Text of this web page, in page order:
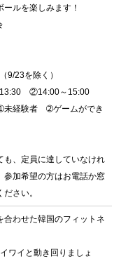
ルを楽しみます！
9/23を除く）
13:30 ②14:00～15:00
➀未経験者 ➁ゲームができ
、定員に達していなけれ
参加希望の方はお電話か窓
さい。
合わせた韓国のフィットネ
ワイと動き回りましょ